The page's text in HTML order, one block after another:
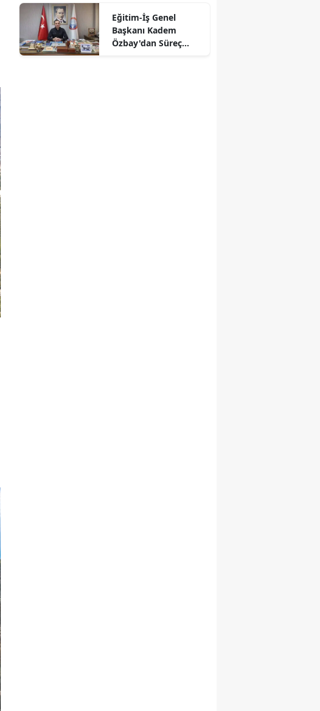
Eğitim-İş Genel
Başkanı Kadem
Özbay'dan Süreç